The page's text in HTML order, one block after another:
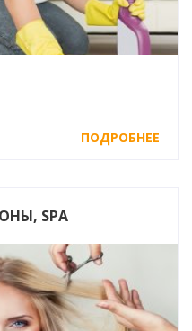
ПОДРОБНЕЕ
SPA